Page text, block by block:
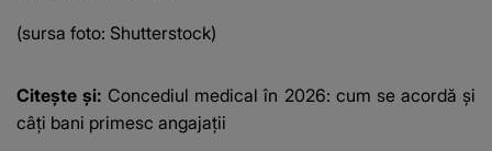
(sursa foto: Shutterstock)
Citește și: Concediul medical în 2026: cum se acordă și
câți bani primesc angajații